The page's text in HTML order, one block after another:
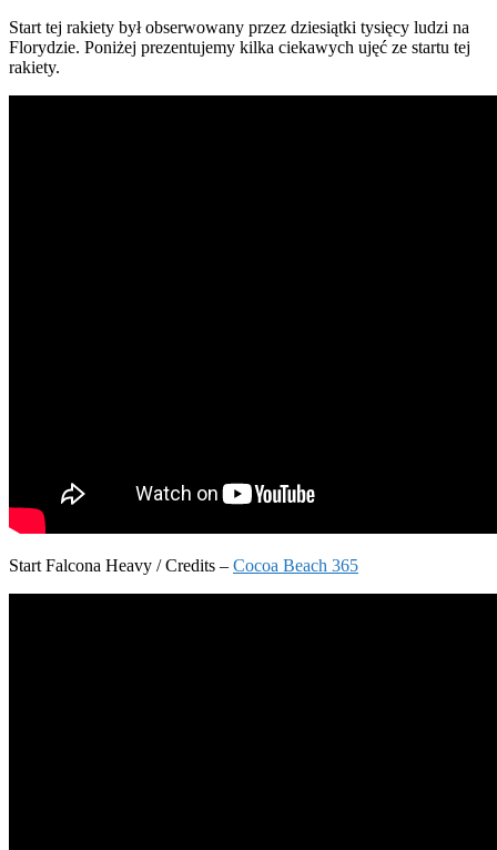
Start tej rakiety był obserwowany przez dziesiątki tysięcy ludzi na
Florydzie. Poniżej prezentujemy kilka ciekawych ujęć ze startu tej
rakiety.
Start Falcona Heavy / Credits – Cocoa Beach 365